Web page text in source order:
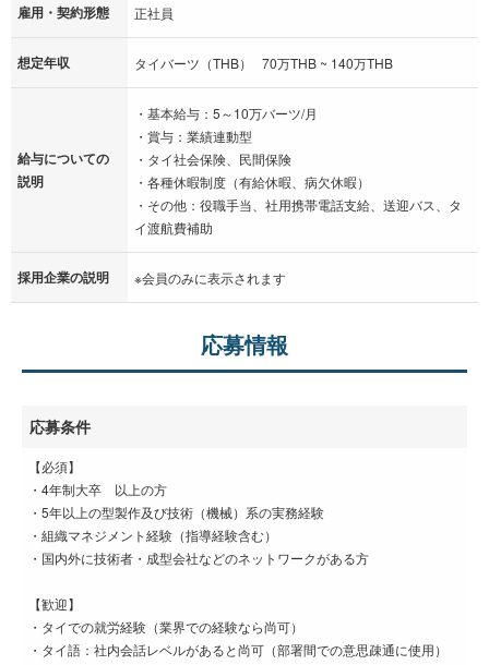
雇用・契約形態 正社員
想定年収 タイバーツ（THB） 70万THB ~ 140万THB
給与についての
説明
・基本給与：5～10万バーツ/月
・賞与：業績連動型
・タイ社会保険、民間保険
・各種休暇制度（有給休暇、病欠休暇）
・その他：役職手当、社用携帯電話支給、送迎バス、タ
イ渡航費補助
採用企業の説明 ※会員のみに表示されます
応募情報
応募条件
【必須】
・4年制大卒 以上の方
・5年以上の型製作及び技術（機械）系の実務経験
・組織マネジメント経験（指導経験含む）
・国内外に技術者・成型会社などのネットワークがある方
【歓迎】
・タイでの就労経験（業界での経験なら尚可）
・タイ語：社内会話レベルがあると尚可（部署間での意思疎通に使用）